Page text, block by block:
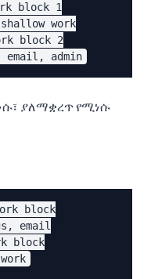
block 1
work
block 2
ያለማቋረጥ የሚነሱ
block
email
block